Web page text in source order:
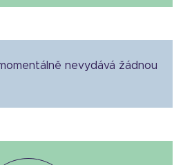
nevydává žádnou